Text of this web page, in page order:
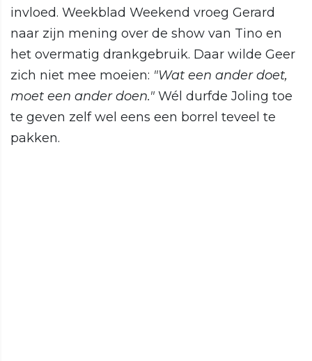
invloed. Weekblad Weekend vroeg Gerard
naar zijn mening over de show van Tino en
het overmatig drankgebruik. Daar wilde Geer
zich niet mee moeien: "Wat een ander doet,
moet een ander doen." Wél durfde Joling toe
te geven zelf wel eens een borrel teveel te
pakken.